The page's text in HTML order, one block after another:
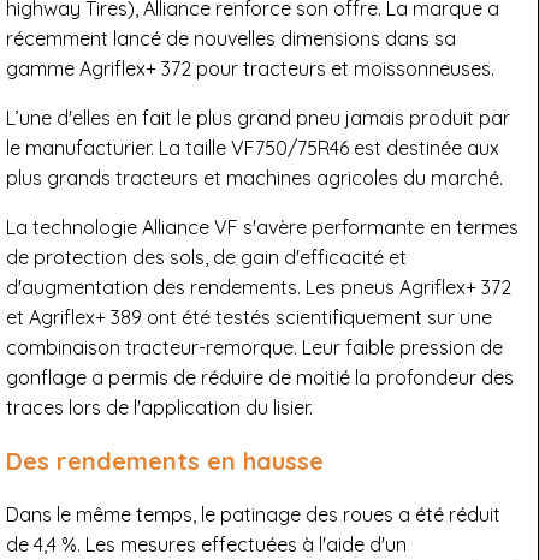
highway Tires), Alliance renforce son offre. La marque a
récemment lancé de nouvelles dimensions dans sa
gamme Agriflex+ 372 pour tracteurs et moissonneuses.
L’une d'elles en fait le plus grand pneu jamais produit par
le manufacturier. La taille VF750/75R46 est destinée aux
plus grands tracteurs et machines agricoles du marché.
La technologie Alliance VF s'avère performante en termes
de protection des sols, de gain d'efficacité et
d'augmentation des rendements. Les pneus Agriflex+ 372
et Agriflex+ 389 ont été testés scientifiquement sur une
combinaison tracteur-remorque. Leur faible pression de
gonflage a permis de réduire de moitié la profondeur des
traces lors de l'application du lisier.
Des rendements en hausse
Dans le même temps, le patinage des roues a été réduit
de 4,4 %. Les mesures effectuées à l'aide d'un